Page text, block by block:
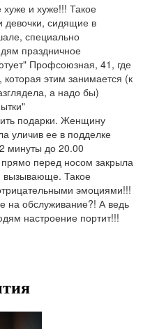
и хуже!!! Такое
девочки, сидящие в
специально
праздничное
Профсоюзная, 41, где
этим занимается (к
а надо бы)
уличив ее в подделке
минуты до 20.00
прямо перед носом закрыла
вызывающе. Такое
эмоциями!!!
на обслуживание?! А ведь
настроение портит!!!